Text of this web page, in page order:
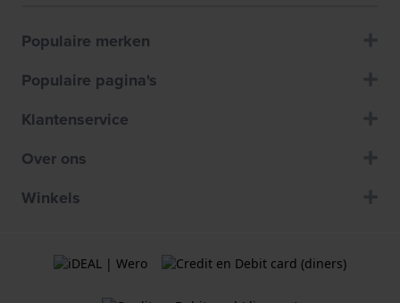
Populaire merken
Populaire pagina's
Klantenservice
Over ons
Winkels